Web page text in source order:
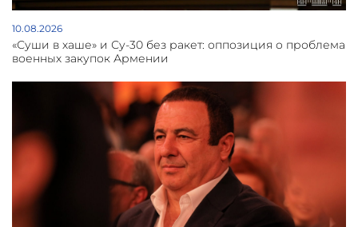
10.08.2026
«Суши в хаше» и Су-30 без ракет: оппозиция о проблема
военных закупок Армении